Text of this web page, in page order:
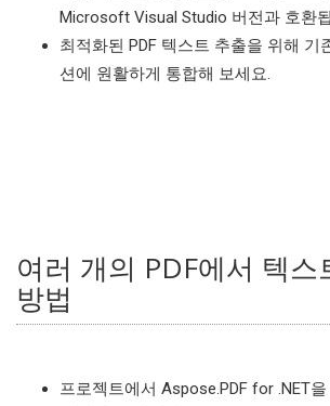
Microsoft Visual Studio 버전과 호환
최적화된 PDF 텍스트 추출을 위해 기
션에 원활하게 통합해 보세요.
여러 개의 PDF에서 텍스
방법
프로젝트에서 Aspose.PDF for .NET